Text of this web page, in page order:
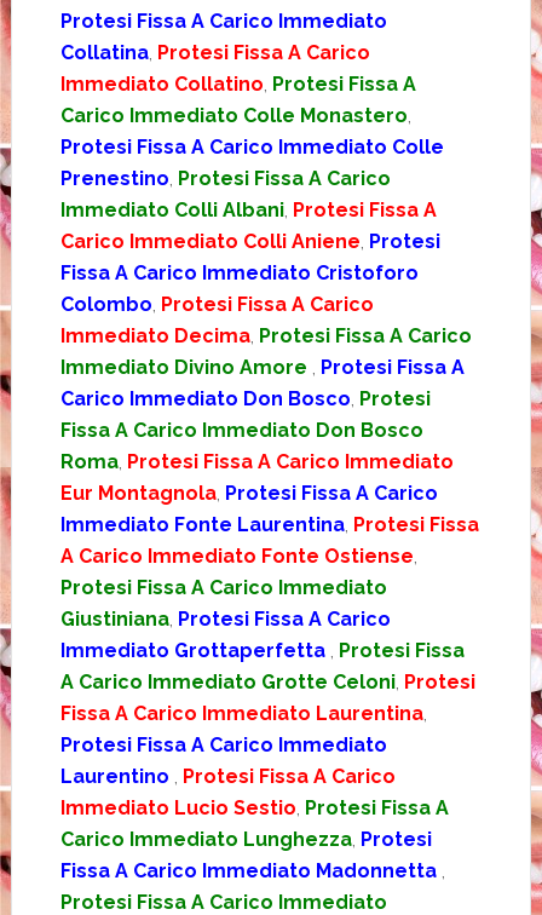
Protesi Fissa A Carico Immediato
Collatina, Protesi Fissa A Carico
Immediato Collatino Protesi Fissa A
Carico Immediato Colle Monastero
Protesi Fissa A Carico Immediato Colle
Prenestino Protesi Fissa A Carico
Immediato Colli Albani, Protesi Fissa A
Carico Immediato Colli Aniene Protesi
Fissa A Carico Immediato Cristoforo
Colombo Protesi Fissa A Carico
Immediato Decima, Protesi Fissa A Carico
Immediato Divino Amore
Protesi Fissa A
Carico Immediato Don Bosco Protesi
Fissa A Carico Immediato Don Bosco
Roma, Protesi Fissa A Carico Immediato
Eur Montagnola, Protesi Fissa A Carico
Immediato Fonte Laurentina, Protesi Fissa
A Carico Immediato Fonte Ostiense
Protesi Fissa A Carico Immediato
Giustiniana, Protesi Fissa A Carico
Immediato Grottaperfetta
Protesi Fissa
A Carico Immediato Grotte Celoni, Protesi
Fissa A Carico Immediato Laurentina,
Protesi Fissa A Carico Immediato
Laurentino
Protesi Fissa A Carico
Immediato Lucio Sestio Protesi Fissa A
Carico Immediato Lunghezza, Protesi
Fissa A Carico Immediato Madonnetta
Protesi Fissa A Carico Immediato